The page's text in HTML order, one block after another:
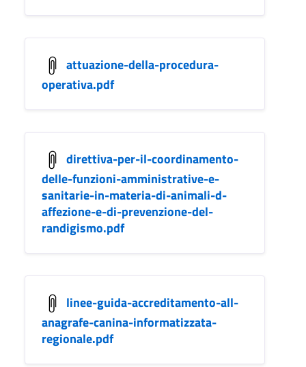
attuazione-della-procedura-
operativa.pdf
direttiva-per-il-coordinamento-
delle-funzioni-amministrative-e-
sanitarie-in-materia-di-animali-d-
affezione-e-di-prevenzione-del-
randigismo.pdf
linee-guida-accreditamento-all-
anagrafe-canina-informatizzata-
regionale.pdf